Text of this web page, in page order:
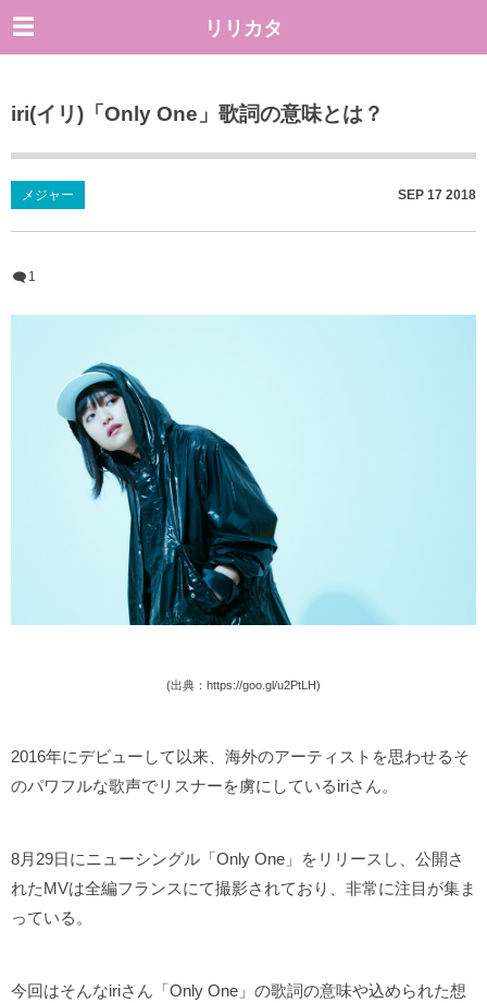
リリカタ
iri(イリ)「Only One」歌詞の意味とは？
メジャー SEP 17 2018
1
(出典：https://goo.gl/u2PtLH)
2016年にデビューして以来、海外のアーティストを思わせるそ
のパワフルな歌声でリスナーを虜にしているiriさん。
8月29日にニューシングル「Only One」をリリースし、公開さ
れたMVは全編フランスにて撮影されており、非常に注目が集ま
っている。
今回はそんなiriさん「Only One」の歌詞の意味や込められた想